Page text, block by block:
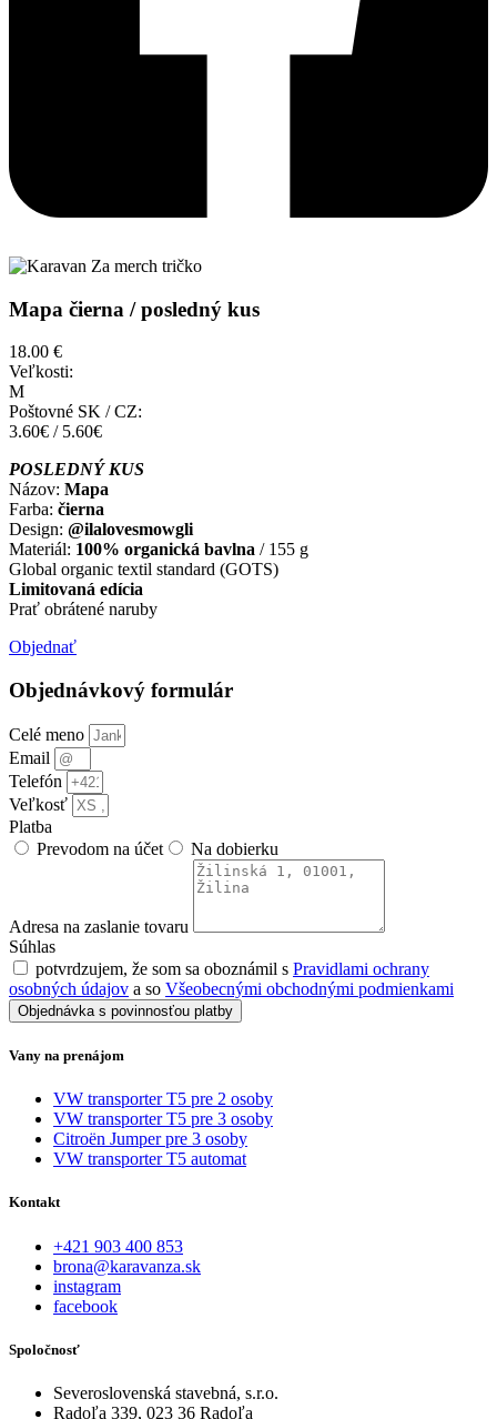
Mapa čierna / posledný kus
18.00 €
Veľkosti:
M
Poštovné SK / CZ:
3.60€ / 5.60€
POSLEDNÝ KUS
Názov: Mapa
Farba: čierna
Design: @ilalovesmowgli
Materiál: 100% organická bavlna / 155 g
Global organic textil standard (GOTS)
Limitovaná edícia
Prať obrátené naruby
Objednať
Objednávkový formulár
Celé meno
Email
Telefón
Veľkosť
Platba
Prevodom na účet
Na dobierku
Adresa na zaslanie tovaru
Súhlas
potvrdzujem, že som sa oboznámil s Pravidlami ochrany
osobných údajov a so Všeobecnými obchodnými podmienkami
Objednávka s povinnosťou platby
Vany na prenájom
VW transporter T5 pre 2 osoby
VW transporter T5 pre 3 osoby
Citroën Jumper pre 3 osoby
VW transporter T5 automat
Kontakt
+421 903 400 853
brona@karavanza.sk
instagram
facebook
Spoločnosť
Severoslovenská stavebná, s.r.o.
Radoľa 339, 023 36 Radoľa